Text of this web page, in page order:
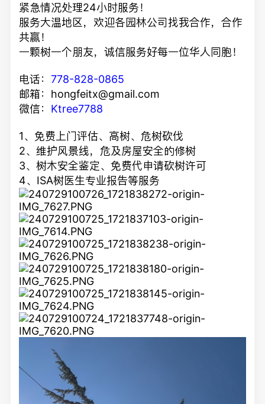
紧急情况处理24小时服务！
服务大温地区，欢迎各园林公司找我合作，合作
共赢！
一颗树一个朋友，诚信服务好每一位华人同胞！
电话：778-828-0865
邮箱：hongfeitx@gmail.com
微信： Ktree7788
1、免费上门评估、高树、危树砍伐
2、维护风景线，危及房屋安全的修树
3、树木安全鉴定、免费代申请砍树许可
4、ISA树医生专业报告等服务